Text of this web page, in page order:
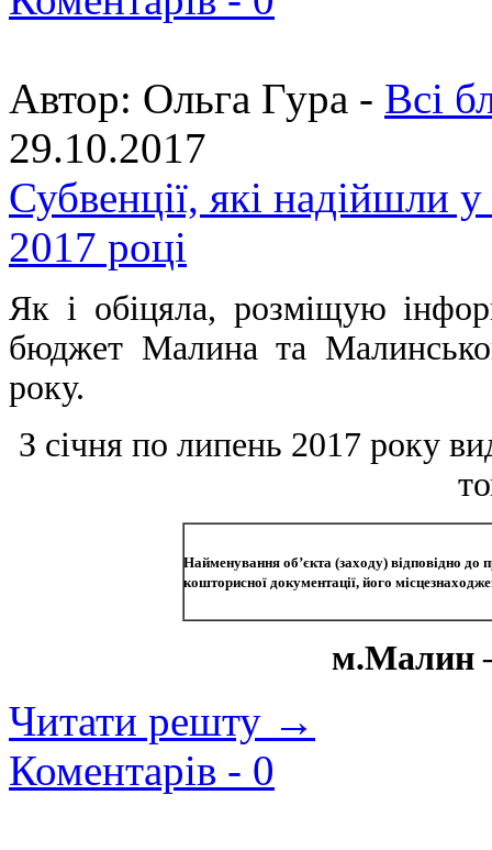
Автор: Ольга Гура - Всі
29.10.2017
Субвенції, які надійшли
2017 році
Як і обіцяла, розміщую
бюджет Малина та
року.
З січня по липень 2017 року
Найменування об’єкта (заходу) відповідно до
кошторисної документації, його
м.Малин
Читати решту →
Коментарів - 0